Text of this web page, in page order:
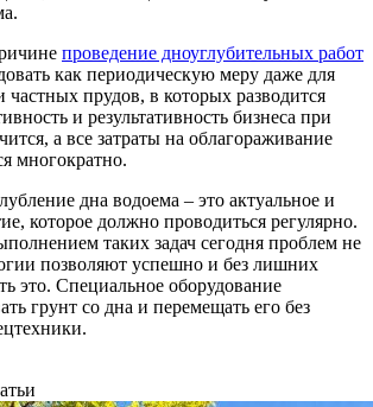
проведение дноуглубительных работ
как периодическую меру даже для
частных прудов, в которых разводится
и результативность бизнеса при
а все затраты на облагораживание
многократно.
дна водоема – это актуальное и
которое должно проводиться регулярно.
таких задач сегодня проблем не
позволяют успешно и без лишних
это. Специальное оборудование
грунт со дна и перемещать его без